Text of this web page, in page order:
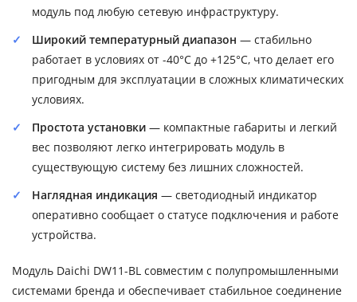
модуль под любую сетевую инфраструктуру.
Широкий температурный диапазон — стабильно
работает в условиях от -40°C до +125°C, что делает его
пригодным для эксплуатации в сложных климатических
условиях.
Простота установки — компактные габариты и легкий
вес позволяют легко интегрировать модуль в
существующую систему без лишних сложностей.
Наглядная индикация — светодиодный индикатор
оперативно сообщает о статусе подключения и работе
устройства.
Модуль Daichi DW11-BL совместим с полупромышленными
системами бренда и обеспечивает стабильное соединение